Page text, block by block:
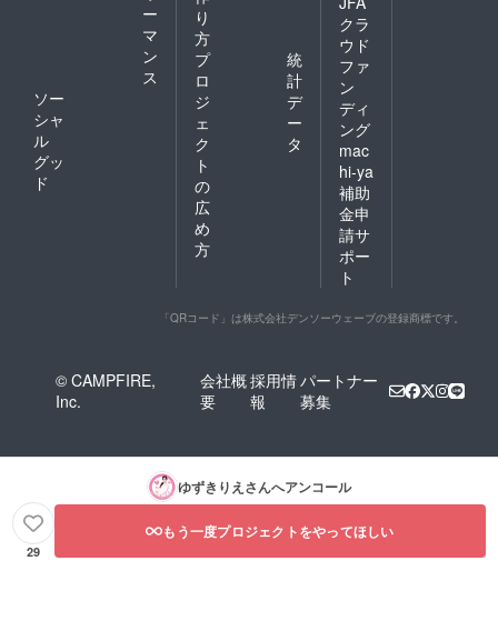
ー
マ
ン
ス
ソー
シャ
ル
グッ
ド
り
方
プ
ロ
ジ
ェ
ク
ト
の
広
め
方
統
計
デ
ー
タ
クラ
ウド
ファ
ン
ディ
ング
mac
hi-ya
補助
金申
請サ
ポー
ト
「QRコード」は株式会社デンソーウェーブの登録商標です。
© CAMPFIRE,
Inc.
会社概
要
採用情
報
パートナー
募集
ゆずきりえ さんへアンコール
29
もう一度プロジェクトをやってほしい